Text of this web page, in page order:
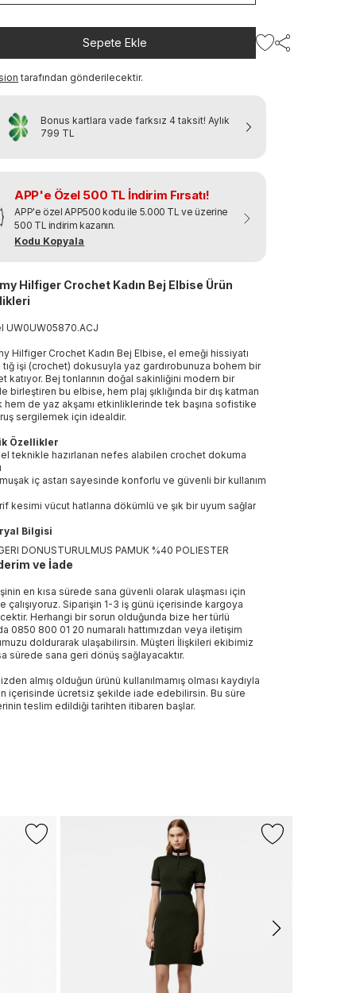
Sepete Ekle
tarafından gönderilecektir.
Bonus kartlara vade farksız 4 taksit! Aylık
799 TL
APP'e Özel 500 TL İndirim Fırsatı!
APP'e özel APP500 kodu ile 5.000 TL ve üzerine
500 TL indirim kazanın.
Kodu Kopyala
Hilfiger Crochet Kadın Bej Elbise Ürün
UW0UW05870.ACJ
Hilfiger Crochet Kadın Bej Elbise, el emeği hissiyatı
tığ işi (crochet) dokusuyla yaz gardırobunuza bohem bir
katıyor. Bej tonlarının doğal sakinliğini modern bir
birleştiren bu elbise, hem plaj şıklığında bir dış katman
hem de yaz akşamı etkinliklerinde tek başına sofistike
sergilemek için idealdir.
Özellikler
teknikle hazırlanan nefes alabilen crochet dokuma
iç astarı sayesinde konforlu ve güvenli bir kullanım
kesimi vücut hatlarına dökümlü ve şık bir uyum sağlar
Bilgisi
DONUSTURULMUS PAMUK %40 POLIESTER
ve İade
en kısa sürede sana güvenli olarak ulaşması için
çalışıyoruz. Siparişin 1-3 iş günü içerisinde kargoya
Herhangi bir sorun olduğunda bize her türlü
0850 800 01 20 numaralı hattımızdan veya iletişim
doldurarak ulaşabilirsin. Müşteri İlişkileri ekibimiz
sürede sana geri dönüş sağlayacaktır.
almış olduğun ürünü kullanılmamış olması kaydıyla
içerisinde ücretsiz şekilde iade edebilirsin. Bu süre
teslim edildiği tarihten itibaren başlar.